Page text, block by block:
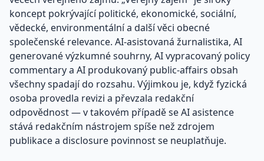
koncept pokrývající politické, ekonomické, sociální,
vědecké, environmentální a další věci obecné
společenské relevance. AI-asistovaná žurnalistika, AI
generované výzkumné souhrny, AI vypracovaný policy
commentary a AI produkovaný public-affairs obsah
všechny spadají do rozsahu. Výjimkou je, když fyzická
osoba provedla revizi a převzala redakční
odpovědnost — v takovém případě se AI asistence
stává redakčním nástrojem spíše než zdrojem
publikace a disclosure povinnost se neuplatňuje.